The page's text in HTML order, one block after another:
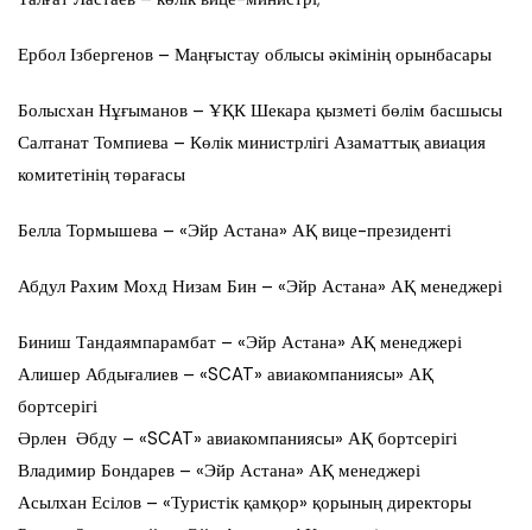
Ербол Ізбергенов – Маңғыстау облысы әкімінің орынбасары
Болысхан Нұғыманов – ҰҚК Шекара қызметі бөлім басшысы
Салтанат Томпиева – Көлік министрлігі Азаматтық авиация
комитетінің төрағасы
Белла Тормышева – «Эйр Астана» АҚ вице-президенті
Абдул Рахим Мохд Низам Бин – «Эйр Астана» АҚ менеджері
Биниш Тандаямпарамбат – «Эйр Астана» АҚ менеджері
Алишер Абдығалиев – «SCAT» авиакомпаниясы» АҚ
бортсерігі
Әрлен Әбду – «SCAT» авиакомпаниясы» АҚ бортсерігі
Владимир Бондарев – «Эйр Астана» АҚ менеджері
Асылхан Есілов – «Туристік қамқор» қорының директоры